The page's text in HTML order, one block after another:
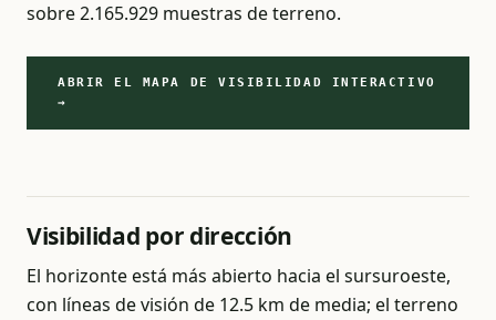
sobre 2.165.929 muestras de terreno.
ABRIR EL MAPA DE VISIBILIDAD INTERACTIVO
→
Visibilidad por dirección
El horizonte está más abierto hacia el sursuroeste,
con líneas de visión de 12.5 km de media; el terreno